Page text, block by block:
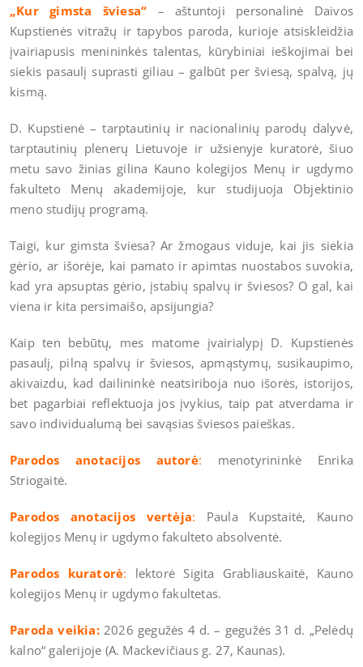
„Kur gimsta šviesa“ – aštuntoji personalinė Daivos
Kupstienės vitražų ir tapybos paroda, kurioje atsiskleidžia
įvairiapusis menininkės talentas, kūrybiniai ieškojimai bei
siekis pasaulį suprasti giliau – galbūt per šviesą, spalvą, jų
kismą.
D. Kupstienė – tarptautinių ir nacionalinių parodų dalyvė,
tarptautinių plenerų Lietuvoje ir užsienyje kuratorė, šiuo
metu savo žinias gilina Kauno kolegijos Menų ir ugdymo
fakulteto Menų akademijoje, kur studijuoja Objektinio
meno studijų programą.
Taigi, kur gimsta šviesa? Ar žmogaus viduje, kai jis siekia
gėrio, ar išorėje, kai pamato ir apimtas nuostabos suvokia,
kad yra apsuptas gėrio, įstabių spalvų ir šviesos? O gal, kai
viena ir kita persimaišo, apsijungia?
Kaip ten bebūtų, mes matome įvairialypį D. Kupstienės
pasaulį, pilną spalvų ir šviesos, apmąstymų, susikaupimo,
akivaizdu, kad dailininkė neatsiriboja nuo išorės, istorijos,
bet pagarbiai reflektuoja jos įvykius, taip pat atverdama ir
savo individualumą bei savąsias šviesos paieškas.
Parodos anotacijos autorė: menotyrininkė Enrika
Striogaitė.
Parodos anotacijos vertėja: Paula Kupstaitė, Kauno
kolegijos Menų ir ugdymo fakulteto absolventė.
Parodos kuratorė: lektorė Sigita Grabliauskaitė, Kauno
kolegijos Menų ir ugdymo fakultetas.
Paroda veikia: 2026 gegužės 4 d. – gegužės 31 d. „Pelėdų
kalno“ galerijoje (A. Mackevičiaus g. 27, Kaunas).